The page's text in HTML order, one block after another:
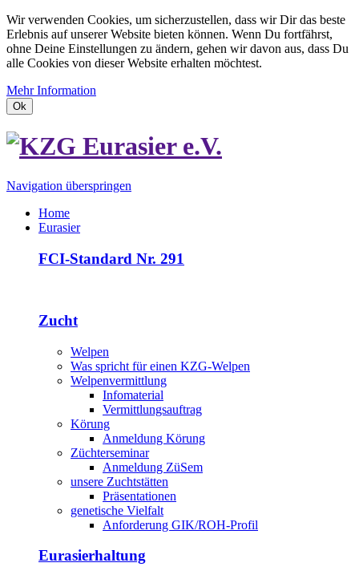
Wir verwenden Cookies, um sicherzustellen, dass wir Dir das beste
Erlebnis auf unserer Website bieten können. Wenn Du fortfährst,
ohne Deine Einstellungen zu ändern, gehen wir davon aus, dass Du
alle Cookies von dieser Website erhalten möchtest.
Mehr Information
Ok
Navigation überspringen
Home
Eurasier
FCI-Standard Nr. 291
Zucht
Welpen
Was spricht für einen KZG-Welpen
Welpenvermittlung
Infomaterial
Vermittlungsauftrag
Körung
Anmeldung Körung
Züchterseminar
Anmeldung ZüSem
unsere Zuchtstätten
Präsentationen
genetische Vielfalt
Anforderung GIK/ROH-Profil
Eurasierhaltung